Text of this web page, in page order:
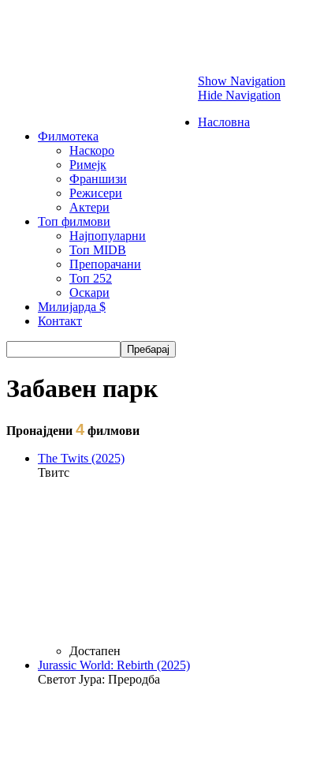
Show Navigation
Hide Navigation
Насловна
Филмотека
Наскоро
Римејк
Франшизи
Режисери
Актери
Топ филмови
Најпопуларни
Топ MIDB
Препорачани
Топ 252
Оскари
Милијарда $
Контакт
Забавен парк
Пронајдени 4 филмови
The Twits (2025)
Твитс
Достапен
Jurassic World: Rebirth (2025)
Светот Јура: Преродба